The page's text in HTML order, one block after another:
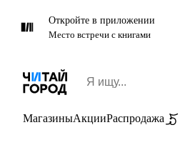
Откройте в приложении
Место встречи с книгами
МагазиныАкцииРаспродажа